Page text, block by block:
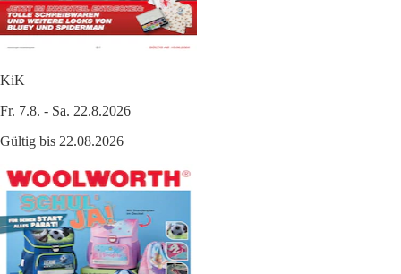
KiK
Fr. 7.8. - Sa. 22.8.2026
Gültig bis 22.08.2026